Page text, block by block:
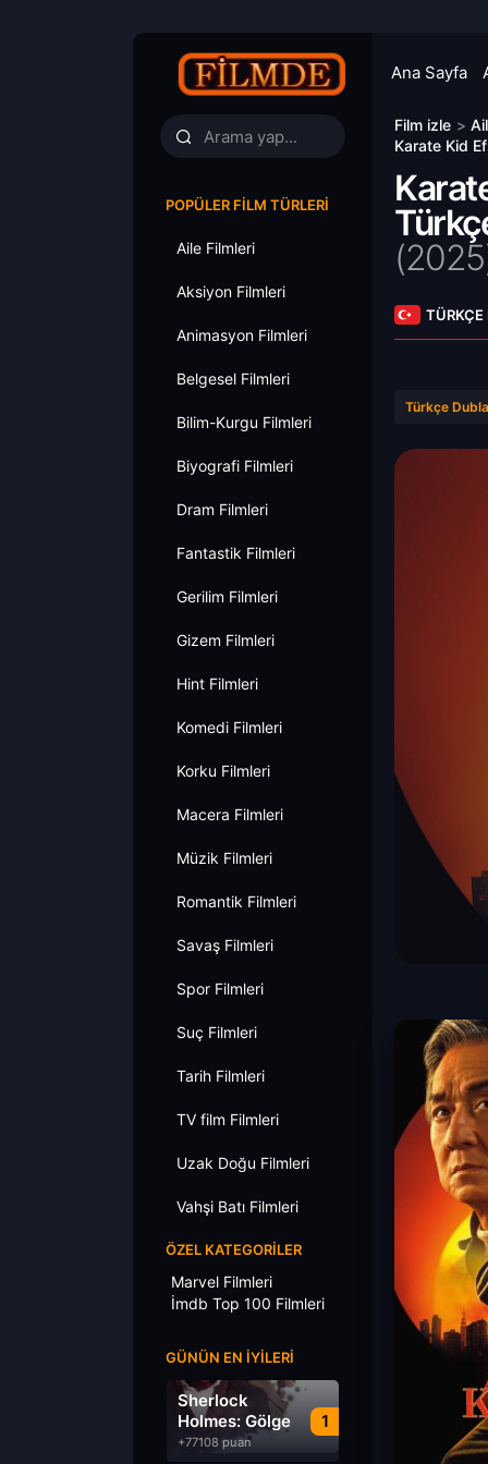
Ana Sayfa
POPÜLER FILM TÜRLERI
Aile Filmleri
Aksiyon Filmleri
Animasyon Filmleri
Belgesel Filmleri
Bilim-Kurgu Filmleri
Biyografi Filmleri
Dram Filmleri
Fantastik Filmleri
Gerilim Filmleri
Gizem Filmleri
Hint Filmleri
Komedi Filmleri
Korku Filmleri
Macera Filmleri
Müzik Filmleri
Romantik Filmleri
Savaş Filmleri
Spor Filmleri
Suç Filmleri
Tarih Filmleri
TV film Filmleri
Uzak Doğu Filmleri
Vahşi Batı Filmleri
ÖZEL KATEGORILER
Marvel Filmleri
İmdb Top 100 Filmleri
GÜNÜN EN İYILERI
1
Sherlock
Holmes: Gölge
Oyunları
+77108 puan
Film izle >
Karate Kid
(
Türkçe